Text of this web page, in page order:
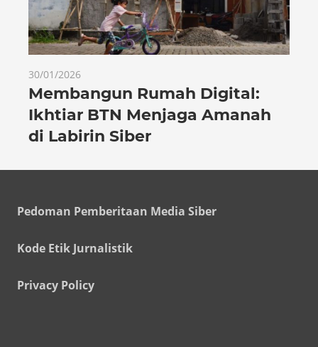
30/01/2026
Membangun Rumah Digital:
Ikhtiar BTN Menjaga Amanah
di Labirin Siber
Pedoman Pemberitaan Media Siber
Kode Etik Jurnalistik
Privacy Policy